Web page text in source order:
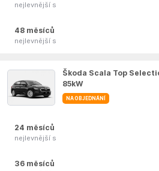
nejlevnější s
48 měsíců
nejlevnější s
Škoda Scala Top
85kW
NA OBJEDNÁNÍ
24 měsíců
nejlevnější s
36 měsíců